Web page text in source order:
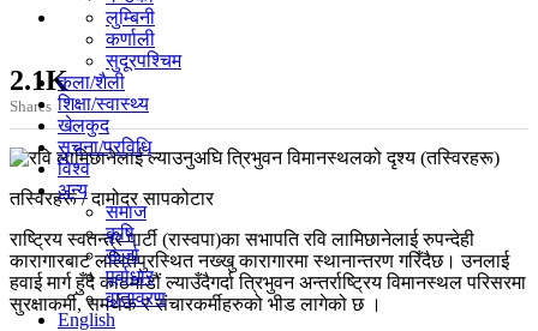
लुम्बिनी
कर्णाली
सुदूरपश्चिम
कला/शैली
शिक्षा/स्वास्थ्य
खेलकुद
सूचना/प्रविधि
विश्व
अन्य
समाज
कृषि
ऊर्जा
पूर्वाधार
वातावरण
English
2.1K
Shares
तस्विरहरू / दामोदर सापकोटार
राष्ट्रिय स्वतन्त्र पार्टी (रास्वपा)का सभापति रवि लामिछानेलाई रुपन्देही
कारागारबाट ललितपुरस्थित नख्खु कारागारमा स्थानान्तरण गरिँदैछ। उनलाई
हवाई मार्ग हुँदै काठमाडौं ल्याउँदैगर्दा त्रिभुवन अन्तर्राष्ट्रिय विमानस्थल परिसरमा
सुरक्षाकर्मी, समर्थक र संचारकर्मीहरुको भीड लागेको छ ।